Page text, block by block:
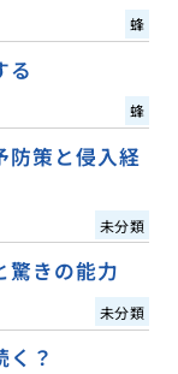
蜂
る
蜂
防策と侵入経
未分類
驚きの能力
未分類
く？